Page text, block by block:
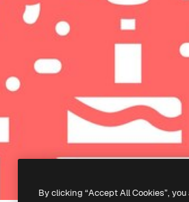
By clicking “Accept All Cookies”,